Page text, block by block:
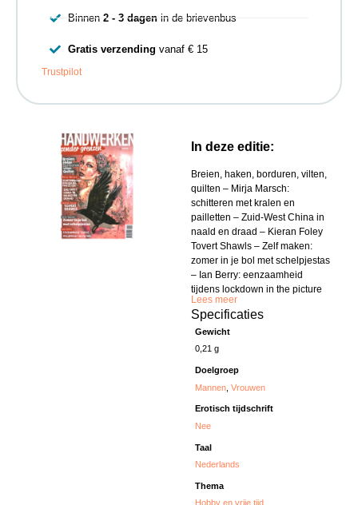
In deze editie:
Breien, haken, borduren, vilten,
quilten – Mirja Marsch:
schitteren met kralen en
pailletten – Zuid-West China in
naald en draad – Kieran Foley
Tovert Shawls – Zelf maken:
zomer in je bol met schelpjestas
– Ian Berry: eenzaamheid
tijdens lockdown in the picture
Lees meer
Specificaties
Gewicht
0,21 g
Doelgroep
Mannen ,Vrouwen
Erotisch tijdschrift
Nee
Taal
Nederlands
Thema
Hobby en vrije tijd
Binnen 2 - 3 dagenin de brievenbus
Gratis verzending vanaf € 15
Trustpilot